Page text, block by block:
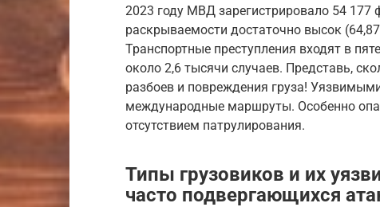
2023 году МВД зарегистрировало 54 177
раскрываемости достаточно высок
Транспортные преступления входят в
около 2,6 тысячи случаев. Представь,
разбоев и повреждения груза!
международные маршруты. Особенно
отсутствием патрулирования.
Типы грузовиков и их
часто подвергающихся